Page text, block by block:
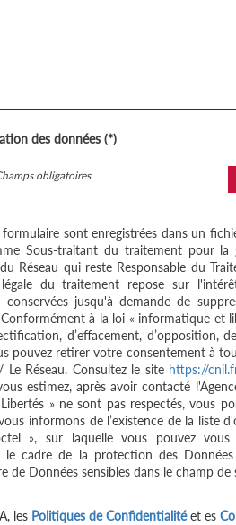
des données (*)
obligatoires
sont enregistrées dans un
Sous-traitant du traitement pour la
Réseau qui reste Responsable du
légale du traitement repose sur
jusqu'à demande de
à la loi « informatique et
d’effacement, d’opposition,
pouvez retirer votre consentement à
Réseau. Consultez le site https://
estimez, après avoir contacté
» ne sont pas respectés, vous
informons de l’existence de la liste
», sur laquelle vous pouvez
le cadre de la protection des Données
de Données sensibles dans le champ de
les Politiques de Confidentialitéet es